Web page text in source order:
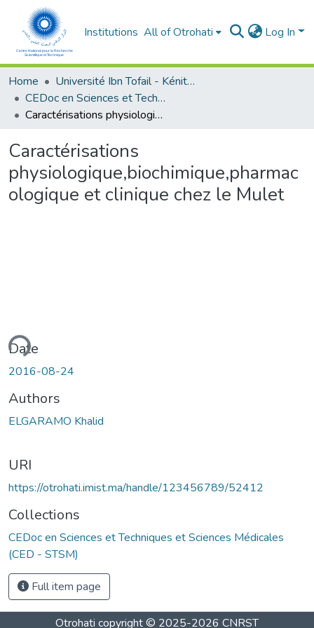
Institutions All of Otrohati Log In
Home
Université Ibn Tofail - Kénitra
CEDoc en Sciences et Techniques et Sciences Médicales (CED - STSM)
Caractérisations physiologique,biochimique,pharmacologique et clinique chez le Mulet
Caractérisations
physiologique,biochimique,pharmac
ologique et clinique chez le Mulet
Date
2016-08-24
Authors
ELGARAMO Khalid
URI
https://otrohati.imist.ma/handle/123456789/52412
Collections
CEDoc en Sciences et Techniques et Sciences Médicales
(CED - STSM)
Full item page
Otrohati copyright © 2025-2026 CNRST